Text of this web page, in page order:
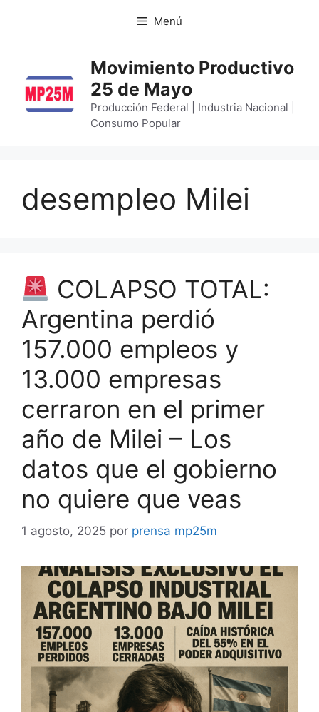
Menú
Movimiento Productivo
25 de Mayo
Producción Federal | Industria Nacional |
Consumo Popular
desempleo Milei
COLAPSO TOTAL:
Argentina perdió
157.000 empleos y
13.000 empresas
cerraron en el primer
año de Milei – Los
datos que el gobierno
no quiere que veas
1 agosto, 2025 por prensa mp25m